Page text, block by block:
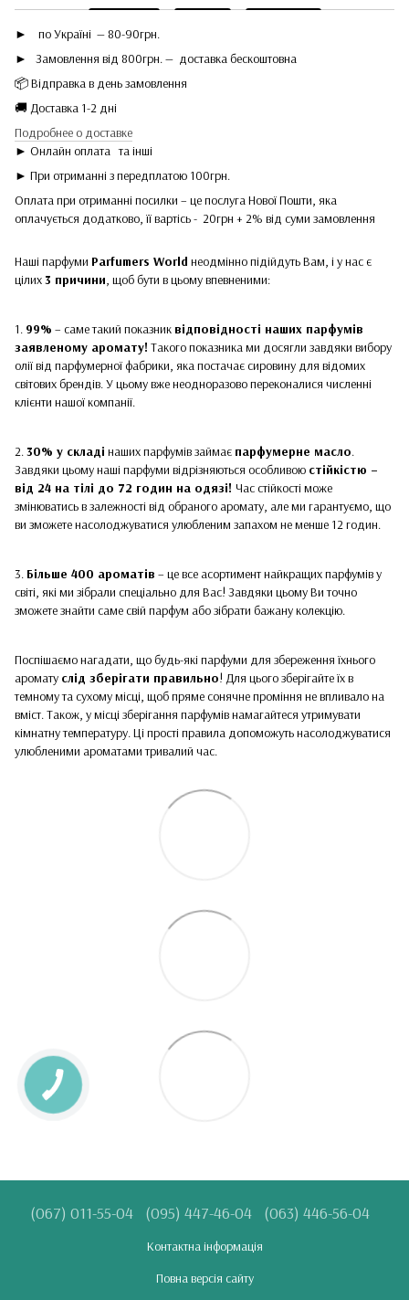
►
по Україні — 80-90грн.
► Замовлення від 800грн. — доставка бескоштовна
📦 Відправка в день замовлення
🚚 Доставка 1-2 дні
Подробнее о доставке
► Онлайн оплата та інші
► При отриманні з передплатою 100грн.
Оплата при отриманні посилки – це послуга Нової Пошти, яка
оплачується додатково, її вартісь - 20грн + 2% від суми замовлення
Наші парфуми Parfumers World неодмінно підійдуть Вам, і у нас є
цілих3 причини , щоб бути в цьому впевненими:
1. 99% – саме такий показник відповідності наших парфумів
заявленому аромату! Такого показника ми досягли завдяки вибору
олії від парфумерної фабрики, яка постачає сировину для відомих
світових брендів. У цьому вже неодноразово переконалися численні
клієнти нашої компанії.
2. 30% у складі наших парфумів займає парфумерне масло.
Завдяки цьому наші парфуми відрізняються особливою стійкістю –
від 24 на тілі до 72 годин на одязі! Час стійкості може
змінюватись в залежності від обраного аромату, але ми гарантуємо, що
ви зможете насолоджуватися улюбленим запахом не менше 12 годин.
3. Більше 400 ароматів – це все асортимент найкращих парфумів у
світі, які ми зібрали спеціально для Вас! Завдяки цьому Ви точно
зможете знайти саме свій парфум або зібрати бажану колекцію.
Поспішаємо нагадати, що будь-які парфуми для збереження їхнього
аромату слід зберігати правильно! Для цього зберігайте їх в
темному та сухому місці, щоб пряме сонячне проміння не впливало на
вміст. Також, у місці зберігання парфумів намагайтеся утримувати
кімнатну температуру. Ці прості правила допоможуть насолоджуватися
улюбленими ароматами тривалий час.
(067) 011-55-04 (095) 447-46-04 (063) 446-56-04
Контактна інформація
Повна версія сайту